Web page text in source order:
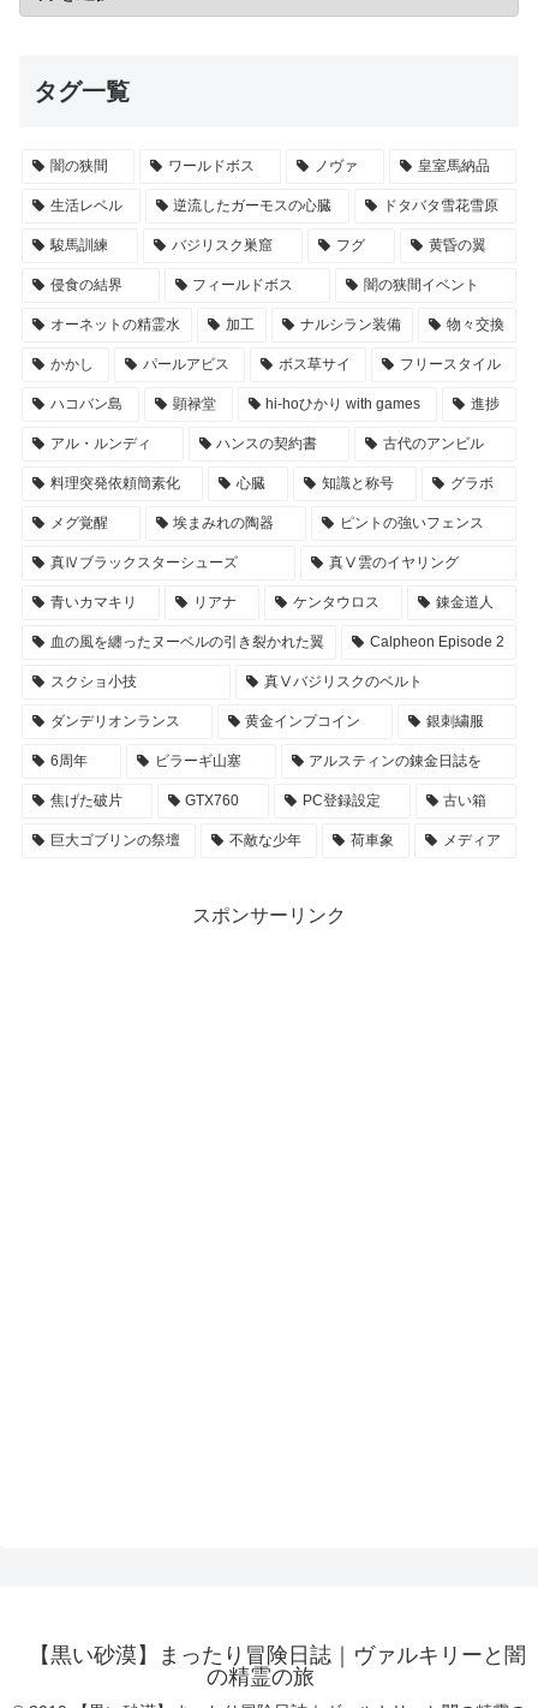
タグ一覧
闇の狭間 ワールドボス ノヴァ 皇室馬納品
生活レベル 逆流したガーモスの心臓 ドタバタ雪花雪原
駿馬訓練 バジリスク巣窟 フグ 黄昏の翼
侵食の結界 フィールドボス 闇の狭間イベント
オーネットの精霊水 加工 ナルシラン装備 物々交換
かかし パールアビス ボス草サイ フリースタイル
ハコバン島 顕禄堂 hi-hoひかり with games 進捗
アル・ルンディ ハンスの契約書 古代のアンビル
料理突発依頼簡素化 心臓 知識と称号 グラボ
メグ覚醒 埃まみれの陶器 ピントの強いフェンス
真Ⅳブラックスターシューズ 真Ⅴ雲のイヤリング
青いカマキリ リアナ ケンタウロス 錬金道人
血の風を纏ったヌーベルの引き裂かれた翼 Calpheon Episode 2
スクショ小技 真Ⅴバジリスクのベルト
ダンデリオンランス 黄金インプコイン 銀刺繍服
6周年 ビラーギ山塞 アルスティンの錬金日誌を
焦げた破片 GTX760 PC登録設定 古い箱
巨大ゴブリンの祭壇 不敵な少年 荷車象 メディア
スポンサーリンク
【黒い砂漠】まったり冒険日誌｜ヴァルキリーと闇
の精霊の旅